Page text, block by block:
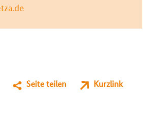
Seite teilen Kurzlink